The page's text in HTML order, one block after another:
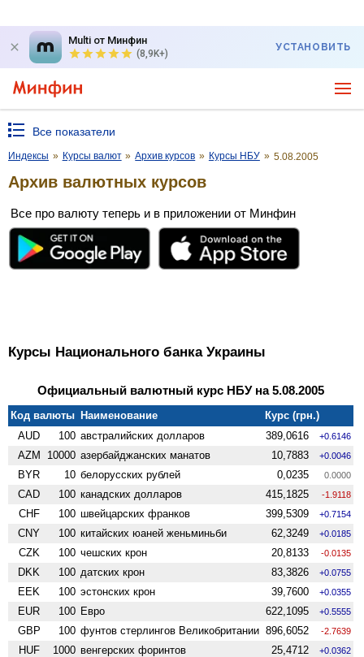
Multi от Минфин
(8,9K+)
УСТАНОВИТЬ
Все показатели
Индексы » Курсы валют » Архив курсов » Курсы НБУ » 5.08.2005
Архив валютных курсов
Все про валюту теперь и в приложении от Минфин
Курсы Национального банка Украины
Официальный валютный курс НБУ на 5.08.2005
Код валюты Наименование
Курс (грн.)
AUD
100 австралийских долларов 389,0616 +0.6146
AZM 10000 азербайджанских манатов 10,7883 +0.0046
BYR 10 белорусских рублей 0,0235 0.0000
CAD 100 канадских долларов 415,1825 -1.9118
CHF 100 швейцарских франков 399,5309 +0.7154
CNY 100 китайских юаней женьминьби 62,3249 +0.0185
CZK 100 чешских крон 20,8133 -0.0135
DKK 100 датских крон 83,3826 +0.0755
EEK 100 эстонских крон 39,7600 +0.0355
EUR 100 Евро 622,1095 +0.5555
GBP 100 фунтов стерлингов Велико­британии 896,6052 -2.7639
HUF 1000 венгерских форинтов 25,4712 +0.0362